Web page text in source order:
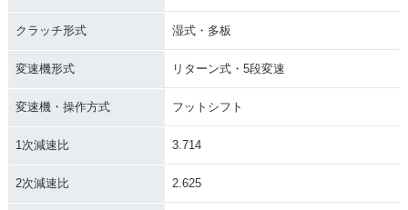
クラッチ形式 湿式・多板
変速機形式 リターン式・5段変速
変速機・操作方式 フットシフト
1次減速比 3.714
2次減速比 2.625